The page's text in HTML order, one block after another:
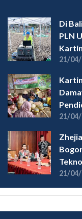
Di
PLN
21/
21/
21/